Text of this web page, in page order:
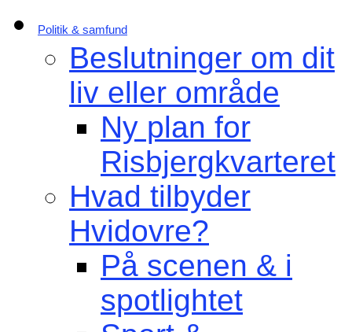
Politik & samfund
Beslutninger om dit
liv eller område
Ny plan for
Risbjergkvarteret
Hvad tilbyder
Hvidovre?
På scenen & i
spotlightet